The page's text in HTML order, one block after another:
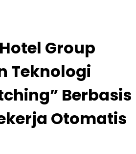
Group
Teknologi
Berbasis
Otomatis